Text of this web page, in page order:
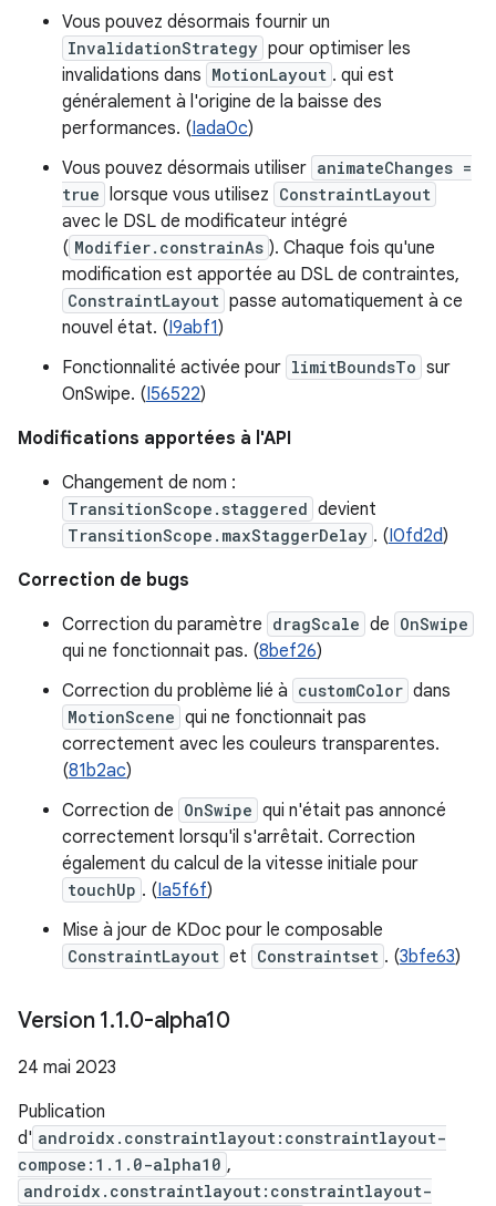
Vous pouvez désormais fournir un
InvalidationStrategy pour optimiser les
invalidations dans MotionLayout . qui est
généralement à l'origine de la baisse des
performances. (Iada0c)
Vous pouvez désormais utiliser animateChanges =
true lorsque vous utilisez ConstraintLayout
avec le DSL de modificateur intégré
( Modifier.constrainAs ). Chaque fois qu'une
modification est apportée au DSL de contraintes,
ConstraintLayout passe automatiquement à ce
nouvel état. (I9abf1)
Fonctionnalité activée pour limitBoundsTo sur
OnSwipe. (I56522)
Modifications apportées à l'API
Changement de nom :
TransitionScope.staggered devient
TransitionScope.maxStaggerDelay . (I0fd2d)
Correction de bugs
Correction du paramètre dragScale de OnSwipe
qui ne fonctionnait pas. (8bef26)
Correction du problème lié à customColor dans
MotionScene qui ne fonctionnait pas
correctement avec les couleurs transparentes.
(81b2ac)
Correction de OnSwipe qui n'était pas annoncé
correctement lorsqu'il s'arrêtait. Correction
également du calcul de la vitesse initiale pour
touchUp . (Ia5f6f)
Mise à jour de KDoc pour le composable
ConstraintLayout et Constraintset . (3bfe63)
Version 1.1.0-alpha10
24 mai 2023
Publication
d' androidx.constraintlayout:constraintlayout-
compose:1.1.0-alpha10 ,
androidx.constraintlayout:constraintlayout-